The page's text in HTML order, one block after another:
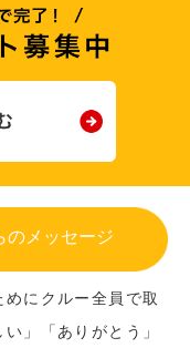
のメッセージ
にクルー全員で取
」「ありがとう」